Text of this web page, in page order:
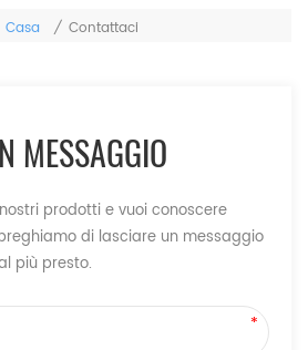
Casa / Contattaci
MESSAGGIO
prodotti e vuoi conoscere
di lasciare un messaggio
più presto.